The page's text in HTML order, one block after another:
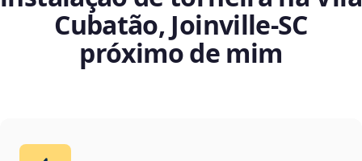
Cubatão, Joinville‑SC
próximo de mim